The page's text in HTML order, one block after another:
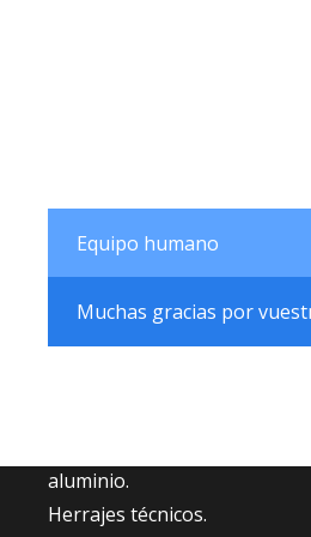
Equipo humano
Muchas gracias por
aluminio.
Herrajes técnicos.